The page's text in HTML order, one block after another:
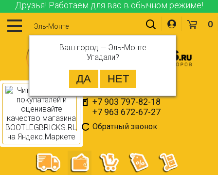
Друзья! Работаем для вас в обычном режиме!
Эль-Монте
Ваш город — Эль-Монте
Угадали?
+7 903 797-82-18
+7 963 672-67-27
Обратный звонок
0